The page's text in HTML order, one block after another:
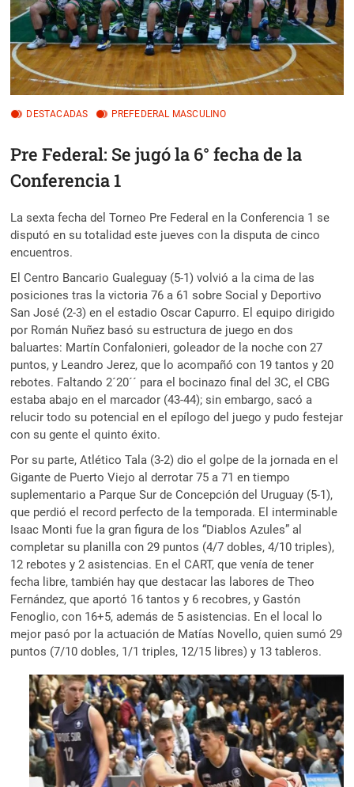
DESTACADAS PREFEDERAL MASCULINO
Pre Federal: Se jugó la 6° fecha de la
Conferencia 1
La sexta fecha del Torneo Pre Federal en la Conferencia 1 se
disputó en su totalidad este jueves con la disputa de cinco
encuentros.
El Centro Bancario Gualeguay (5-1) volvió a la cima de las
posiciones tras la victoria 76 a 61 sobre Social y Deportivo
San José (2-3) en el estadio Oscar Capurro. El equipo dirigido
por Román Nuñez basó su estructura de juego en dos
baluartes: Martín Confalonieri, goleador de la noche con 27
puntos, y Leandro Jerez, que lo acompañó con 19 tantos y 20
rebotes. Faltando 2´20´´ para el bocinazo final del 3C, el CBG
estaba abajo en el marcador (43-44); sin embargo, sacó a
relucir todo su potencial en el epílogo del juego y pudo festejar
con su gente el quinto éxito.
Por su parte, Atlético Tala (3-2) dio el golpe de la jornada en el
Gigante de Puerto Viejo al derrotar 75 a 71 en tiempo
suplementario a Parque Sur de Concepción del Uruguay (5-1),
que perdió el record perfecto de la temporada. El interminable
Isaac Monti fue la gran figura de los “Diablos Azules” al
completar su planilla con 29 puntos (4/7 dobles, 4/10 triples),
12 rebotes y 2 asistencias. En el CART, que venía de tener
fecha libre, también hay que destacar las labores de Theo
Fernández, que aportó 16 tantos y 6 recobres, y Gastón
Fenoglio, con 16+5, además de 5 asistencias. En el local lo
mejor pasó por la actuación de Matías Novello, quien sumó 29
puntos (7/10 dobles, 1/1 triples, 12/15 libres) y 13 tableros.